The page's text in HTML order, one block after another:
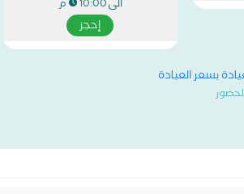
الى10:00 م
إحجز
بسعر العيادة